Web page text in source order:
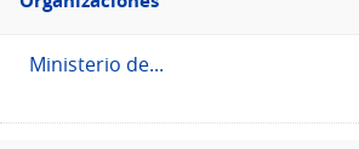
Organizaciones
Ministerio de...